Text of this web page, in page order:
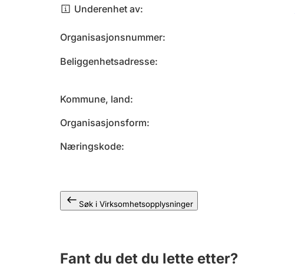
Underenhet av
Organisasjonsnummer
Beliggenhetsadresse
Kommune, land
Organisasjonsform
Næringskode
Søk i Virksomhetsopplysninger
Fant du det du lette etter?